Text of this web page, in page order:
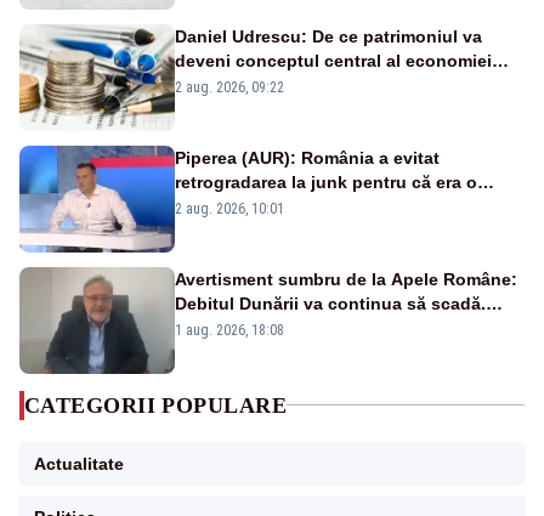
Daniel Udrescu: De ce patrimoniul va
deveni conceptul central al economiei
viitoare?
2 aug. 2026, 09:22
Piperea (AUR): România a evitat
retrogradarea la junk pentru că era o
catastrofă pentru bănci și fondurile de
2 aug. 2026, 10:01
Avertisment sumbru de la Apele Române:
Debitul Dunării va continua să scadă.
Cernavodă s-ar putea închide în 4 zile
1 aug. 2026, 18:08
CATEGORII POPULARE
Actualitate